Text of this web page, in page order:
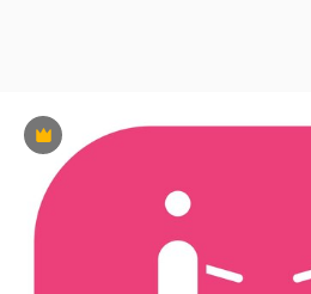
Premium